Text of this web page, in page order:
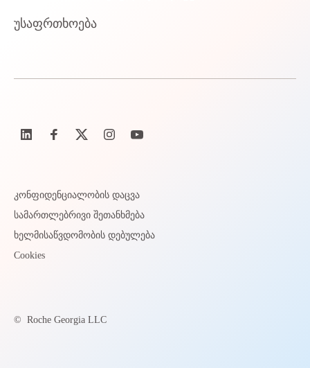
უსაფრთხოება
კონფიდენციალობის დაცვა
სამართლებრივი შეთანხმება
ხელმისაწვდომობის დებულება
Cookies
© Roche Georgia LLC